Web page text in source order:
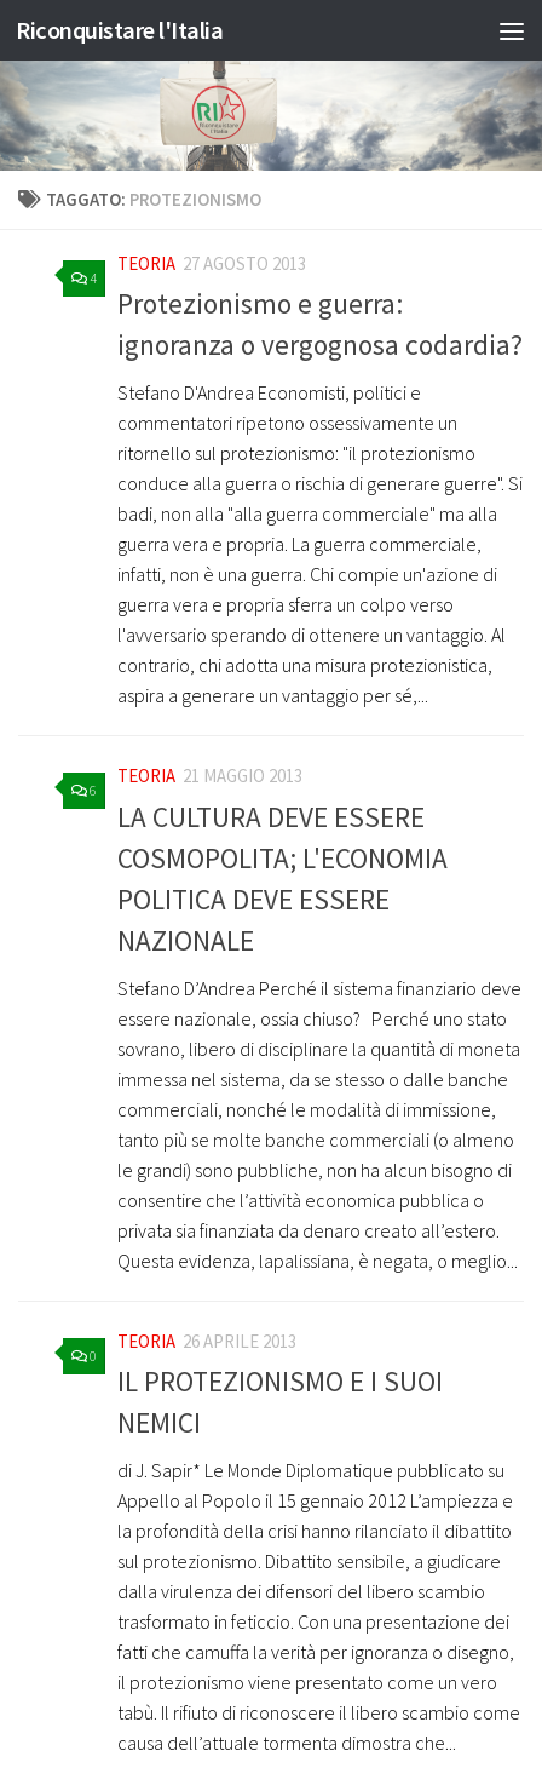
Salta al contenuto
Riconquistare l'Italia
TAGGATO: PROTEZIONISMO
4
TEORIA 27 AGOSTO 2013
Protezionismo e guerra:
ignoranza o vergognosa codardia?
Stefano D'Andrea Economisti, politici e
commentatori ripetono ossessivamente un
ritornello sul protezionismo: "il protezionismo
conduce alla guerra o rischia di generare guerre". Si
badi, non alla "alla guerra commerciale" ma alla
guerra vera e propria. La guerra commerciale,
infatti, non è una guerra. Chi compie un'azione di
guerra vera e propria sferra un colpo verso
l'avversario sperando di ottenere un vantaggio. Al
contrario, chi adotta una misura protezionistica,
aspira a generare un vantaggio per sé,...
6
TEORIA 21 MAGGIO 2013
LA CULTURA DEVE ESSERE
COSMOPOLITA; L'ECONOMIA
POLITICA DEVE ESSERE
NAZIONALE
Stefano D’Andrea Perché il sistema finanziario deve
essere nazionale, ossia chiuso? Perché uno stato
sovrano, libero di disciplinare la quantità di moneta
immessa nel sistema, da se stesso o dalle banche
commerciali, nonché le modalità di immissione,
tanto più se molte banche commerciali (o almeno
le grandi) sono pubbliche, non ha alcun bisogno di
consentire che l’attività economica pubblica o
privata sia finanziata da denaro creato all’estero.
Questa evidenza, lapalissiana, è negata, o meglio...
0
TEORIA 26 APRILE 2013
IL PROTEZIONISMO E I SUOI
NEMICI
di J. Sapir* Le Monde Diplomatique pubblicato su
Appello al Popolo il 15 gennaio 2012 L’ampiezza e
la profondità della crisi hanno rilanciato il dibattito
sul protezionismo. Dibattito sensibile, a giudicare
dalla virulenza dei difensori del libero scambio
trasformato in feticcio. Con una presentazione dei
fatti che camuffa la verità per ignoranza o disegno,
il protezionismo viene presentato come un vero
tabù. Il rifiuto di riconoscere il libero scambio come
causa dell’attuale tormenta dimostra che...